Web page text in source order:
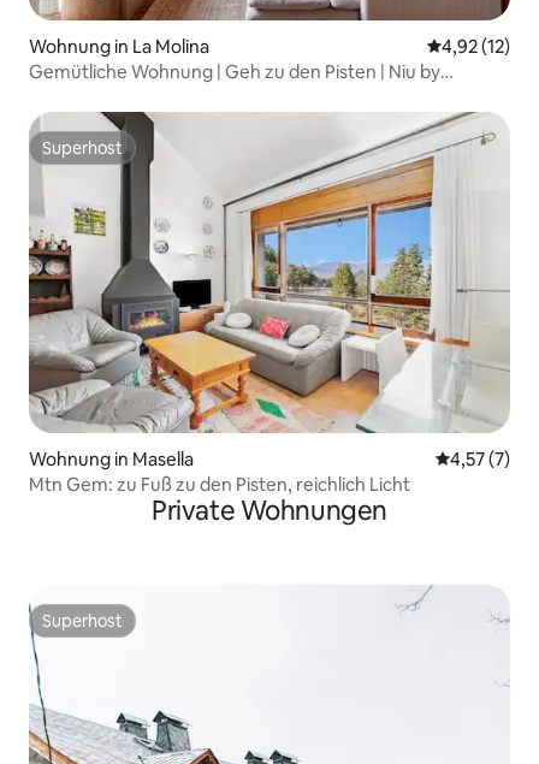
Wohnung in La Molina
4,92 (12)
Gemütliche Wohnung | Geh zu den Pisten | Niu by
Superhost
Superhost
Wohnung in Masella
4,57 (7)
Mtn Gem: zu Fuß zu den Pisten, reichlich Licht
Private Wohnungen
Superhost
Superhost